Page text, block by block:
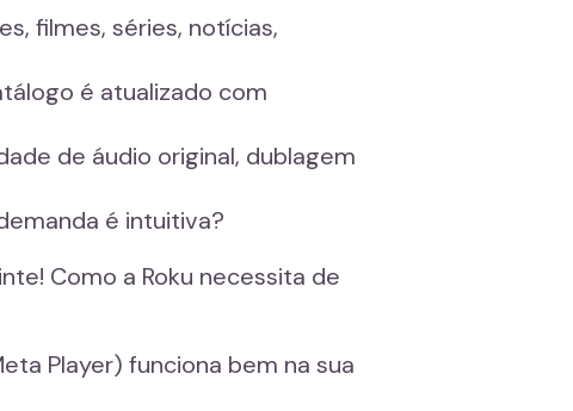
filmes, séries, notícias,
é atualizado com
de áudio original, dublagem
é intuitiva?
Como a Roku necessita de
Player) funciona bem na sua